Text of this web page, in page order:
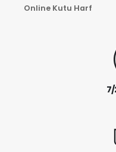
Online Kutu Harf